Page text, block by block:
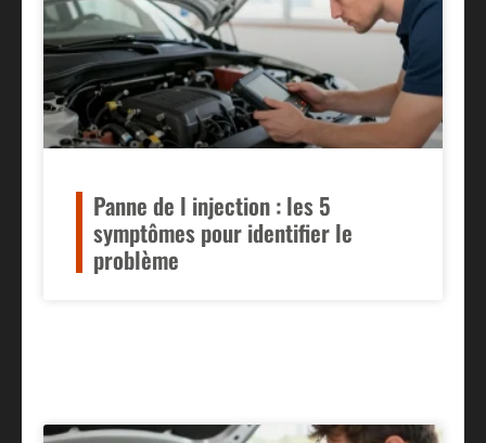
Panne de l injection : les 5
symptômes pour identifier le
problème